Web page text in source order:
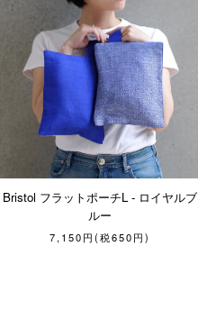
Bristol フラットポーチL - ロイヤルブ
ルー
7,150円(税650円)